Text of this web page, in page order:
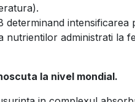
determinand intensificarea
nutrientilor administrati la
la nivel mondial.